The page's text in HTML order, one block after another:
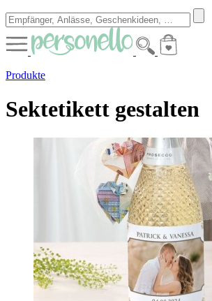
Produkte
Sektetikett gestalten